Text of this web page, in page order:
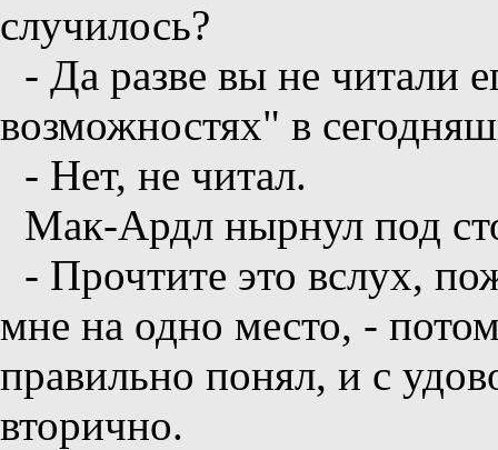
случилось?
- Да разве вы не читали
возможностях" в
- Нет, не читал.
Мак-Ардл нырнул под
- Прочтите это вслух,
мне на одно место, -
правильно понял, и с
вторично.